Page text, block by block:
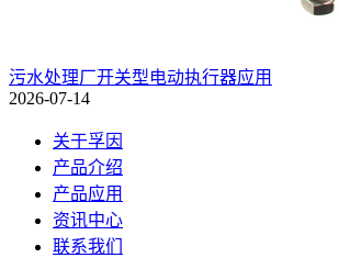
污水处理厂开关型电动执行器应用
2026-07-14
关于孚因
产品介绍
产品应用
资讯中心
联系我们